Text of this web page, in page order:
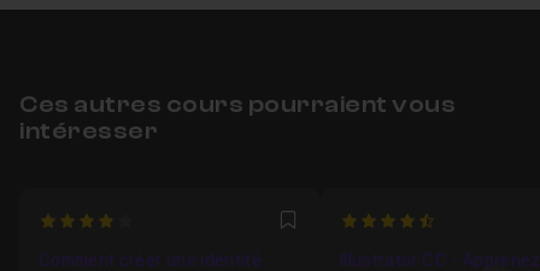
Ces autres cours pourraient vous
intéresser
4 Favori
Comment créer une identité
4.5
Illustrator CC -